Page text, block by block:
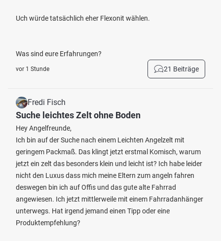
Uch würde tatsächlich eher Flexonit wählen.
Was sind eure Erfahrungen?
vor 1 Stunde 21 Beiträge
Fredi Fisch
Suche leichtes Zelt ohne Boden
Hey Angelfreunde,
Ich bin auf der Suche nach einem Leichten Angelzelt mit
geringem Packmaß. Das klingt jetzt erstmal Komisch, warum
jetzt ein zelt das besonders klein und leicht ist? Ich habe leider
nicht den Luxus dass mich meine Eltern zum angeln fahren
deswegen bin ich auf Offis und das gute alte Fahrrad
angewiesen. Ich jetzt mittlerweile mit einem Fahrradanhänger
unterwegs. Hat irgend jemand einen Tipp oder eine
Produktempfehlung?